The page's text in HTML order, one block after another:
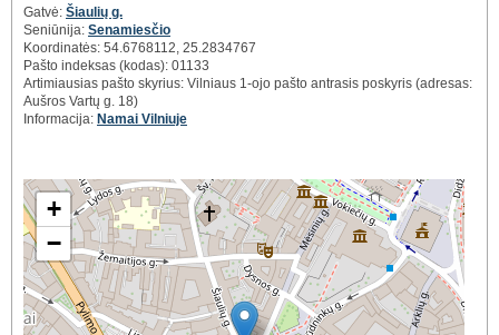
Gatvė: Šiaulių g.
Seniūnija: Senamiesčio
Koordinatės: 54.6768112, 25.2834767
Pašto indeksas (kodas): 01133
Artimiausias pašto skyrius: Vilniaus 1-ojo pašto antrasis poskyris (adresas:
Aušros Vartų g. 18)
Informacija: Namai Vilniuje
+
−